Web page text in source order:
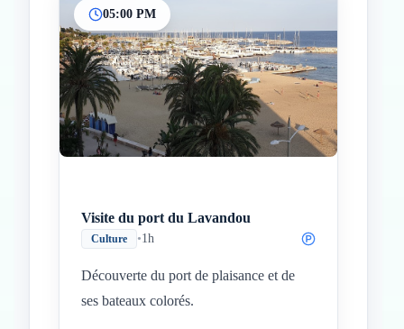
05:00 PM
Visite du port du Lavandou
Culture •1h
Découverte du port de plaisance et de
ses bateaux colorés.